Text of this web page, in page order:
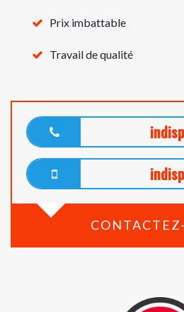
Prix imbattable
Travail de qualité